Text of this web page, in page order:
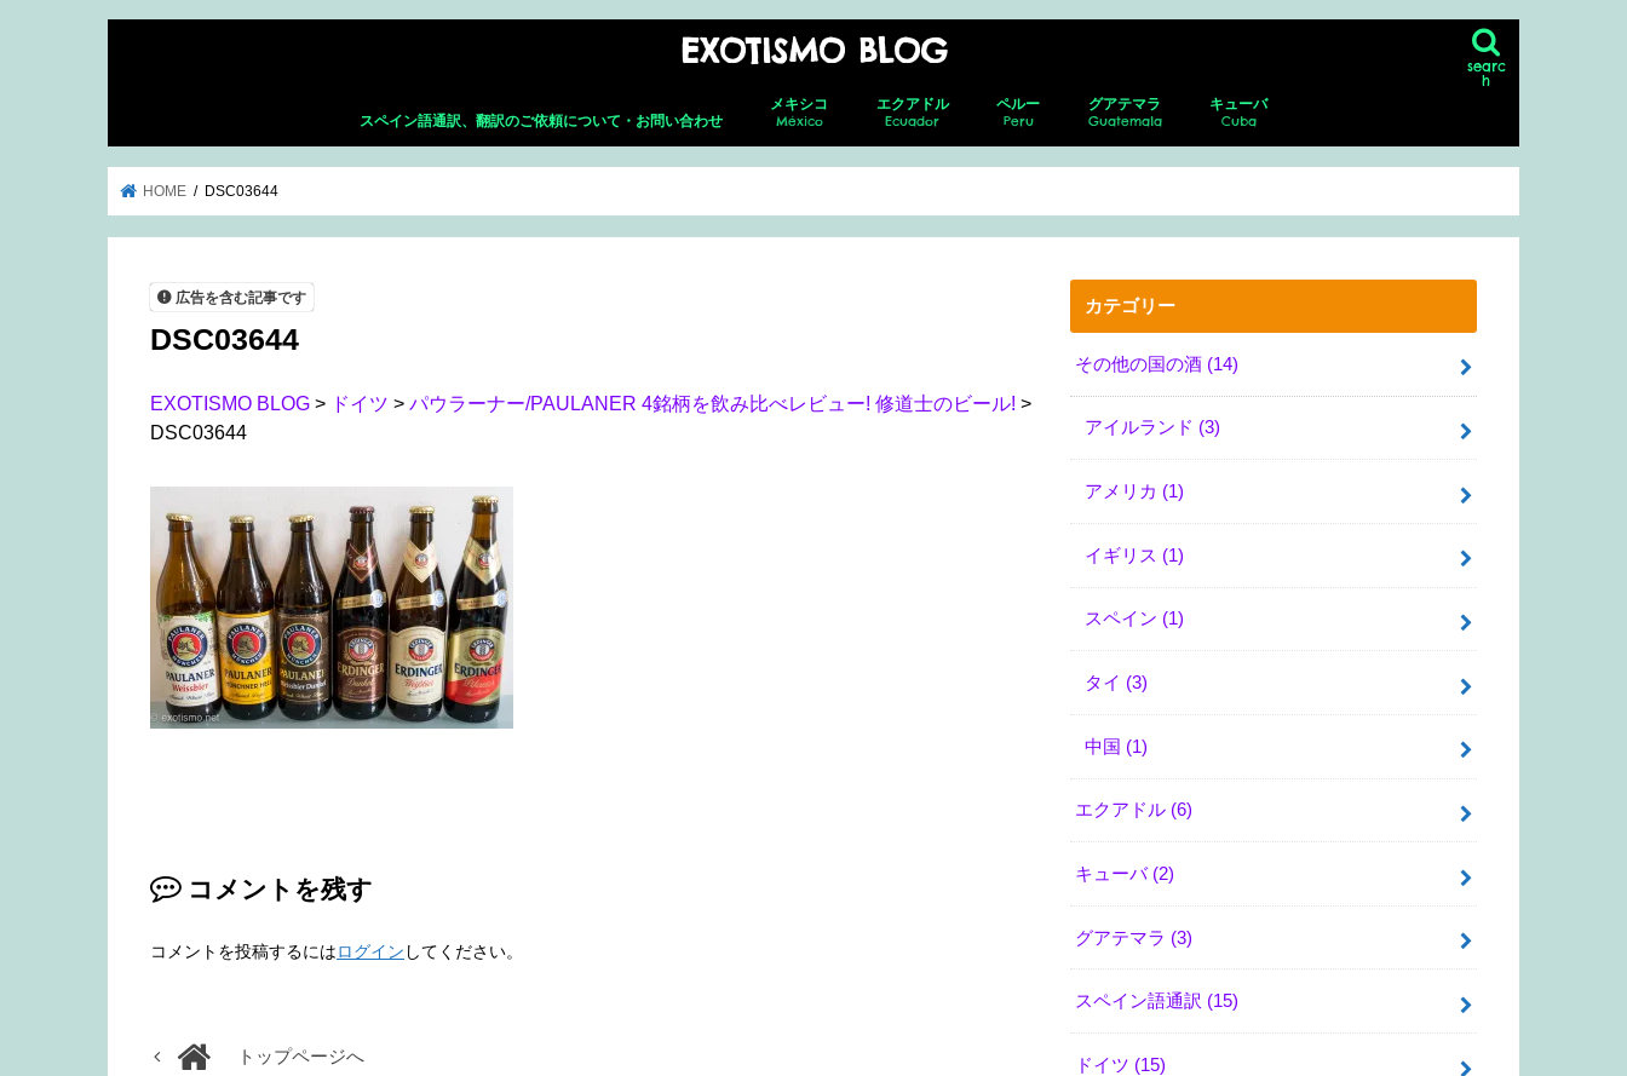
EXOTISMO BLOG
searc
h
スペイン語通訳、翻訳のご依頼について・お問い合わせ
メキシコ
México
メキシコシティ メキシコシティの博物館、美術館
ネバド・デ ・トルーカ
テオティワカン
トゥーラ
チャウトラ
ホタルの森
サン・アンドレス・チョルラ
アグアスカリエンテス フェリア・サンマルコス
ホセ・グアダルーペ・ポサダ美術館
セロ・デル・ムエルト
グアダラハラ グアダラハラ動物園
プエルト・バジャルタ
グアナファト グアナファトの博物館
レオン
メキシコ就労ビザ取得の全貌｜転職し
エクアドル
Ecuador
キト(新市街)
キト(旧市街)
コトパクシ
チンボラソ
オタバロ&周辺
ペルー
Peru
リマ
クスコ
サクサイワマン
ヴィニクンカ
プーノ
アレキパ
グアテマラ
Guatemala
アンティグア
アンティグアにあるスペイン語学校に
パカジャ火山
キューバ
Cuba
ハバナ
ピニャーレス渓谷へのツアー
HOME DSC03644
広告を含む記事です
DSC03644
EXOTISMO BLOG > ドイツ > パウラーナー/PAULANER 4銘柄を飲み比べレビュー! 修道士のビール! >
DSC03644
コメントを残す
コメントを投稿するにはログイン してください。
トップページへ
カテゴリー
その他の国の酒 (14)
アイルランド (3)
アメリカ (1)
イギリス (1)
スペイン (1)
タイ (3)
中国 (1)
エクアドル (6)
キューバ (2)
グアテマラ (3)
スペイン語通訳 (15)
ドイツ (15)